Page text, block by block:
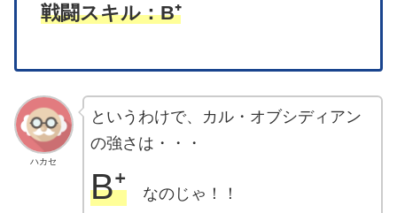
戦闘スキル：B⁺
ハカセ
というわけで、カル・オブシディアン
の強さは・・・
B⁺なのじゃ！！